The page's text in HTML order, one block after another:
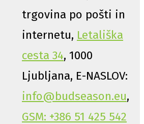
trgovina po pošti in
internetu, Letališka
cesta 34, 1000
Ljubljana, E-NASLOV:
info@budseason.eu,
GSM: +386 51 425 542